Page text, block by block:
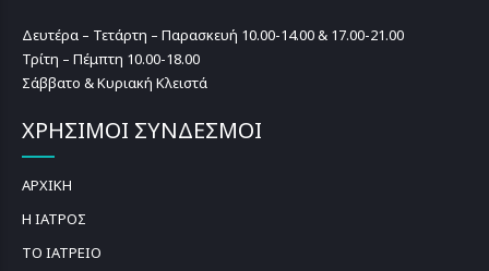
Δευτέρα – Τετάρτη – Παρασκευή 10.00-14.00 & 17.00-21.00
Τρίτη – Πέμπτη 10.00-18.00
Σάββατο & Κυριακή Κλειστά
ΧΡΗΣΙΜΟΙ ΣΥΝΔΕΣΜΟΙ
ΑΡΧΙΚΗ
Η ΙΑΤΡΟΣ
ΤΟ ΙΑΤΡΕΙΟ